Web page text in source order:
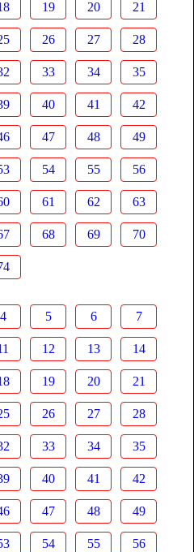
19 20 21
26 27 28
33 34 35
40 41 42
47 48 49
54 55 56
61 62 63
68 69 70
4 5 6 7
12 13 14
19 20 21
26 27 28
33 34 35
40 41 42
47 48 49
54 55 56